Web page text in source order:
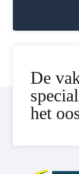
De
het